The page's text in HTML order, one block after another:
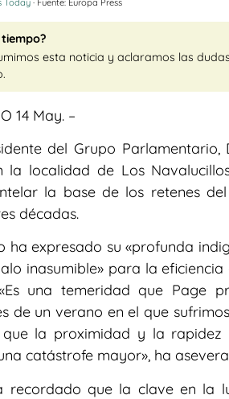
esta noticia y aclaramos las
14 May. –
del Grupo
la localidad de Los
la base de los retenes
décadas.
ha expresado su «profunda
inasumible» para la
una temeridad que Page
de un verano en el que
la proximidad y la rapidez
catástrofe mayor», ha
recordado que la clave en la